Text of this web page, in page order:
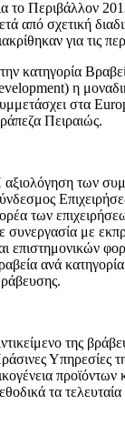
το Περιβάλλον
από σχετική
για τις
κατηγορία
η
στα
Πειραιώς.
των
των
συνεργασία με
επιστημονικών
ανά
της
Υπηρεσίες
τα